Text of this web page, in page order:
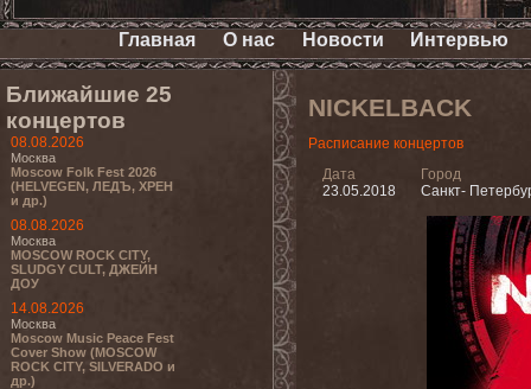
Главная О нас Новости Интервью
Ближайшие 25
концертов
08.08.2026
Москва
Moscow Folk Fest 2026
(HELVEGEN, ЛЕДЪ, ХРЕН
и др.)
08.08.2026
Москва
MOSCOW ROCK CITY,
SLUDGY CULT, ДЖЕЙН
ДОУ
14.08.2026
Москва
Moscow Music Peace Fest
Cover Show (MOSCOW
ROCK CITY, SILVERADO и
др.)
NICKELBACK
Расписание концертов
Дата
23.05.2018
Город
Санкт-